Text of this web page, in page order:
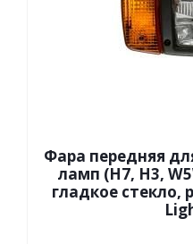
Фара передняя
ламп (Н7, Н3,
гладкое стекло,